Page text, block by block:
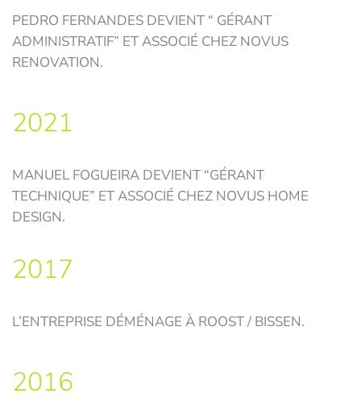
PEDRO FERNANDES DEVIENT “ GÉRANT
ADMINISTRATIF” ET ASSOCIÉ CHEZ NOVUS
RENOVATION.
2021
MANUEL FOGUEIRA DEVIENT “GÉRANT
TECHNIQUE” ET ASSOCIÉ CHEZ NOVUS HOME
DESIGN.
2017
L’ENTREPRISE DÉMÉNAGE À ROOST / BISSEN.
2016